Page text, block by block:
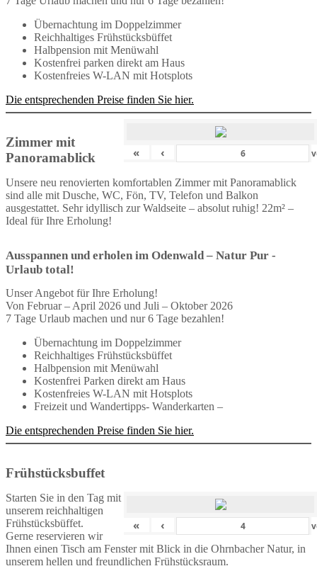
Übernachtung im Doppelzimmer
Reichhaltiges Frühstücksbüffet
Halbpension mit Menüwahl
Kostenfrei parken direkt am Haus
Kostenfreies W-LAN mit Hotsplots
Die entsprechenden Preise finden Sie hier.
« ‹
Zimmer mit
Panoramablick
Unsere neu renovierten komfortablen Zimmer mit Panoramablick
sind alle mit Dusche, WC, Fön, TV, Telefon und Balkon
ausgestattet. Sehr idyllisch zur Waldseite – absolut ruhig! 22m² –
Ideal für Ihre Erholung!
Ausspannen und erholen im Odenwald – Natur Pur -
Urlaub total!
Unser Angebot für Ihre Erholung!
Von Februar – April 2026 und Juli – Oktober 2026
7 Tage Urlaub machen und nur 6 Tage bezahlen!
Übernachtung im Doppelzimmer
Reichhaltiges Frühstücksbüffet
Halbpension mit Menüwahl
Kostenfrei Parken direkt am Haus
Kostenfreies W-LAN mit Hotsplots
Freizeit und Wandertipps- Wanderkarten –
Die entsprechenden Preise finden Sie hier.
Frühstücksbuffet
« ‹
Starten Sie in den Tag mit
unserem reichhaltigen
Frühstücksbüffet.
Gerne reservieren wir
Ihnen einen Tisch am Fenster mit Blick in die Ohrnbacher Natur, in
unserem hellen und freundlichen Frühstücksraum.